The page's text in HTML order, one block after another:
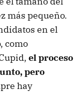
más pequeño.
en el
como
el proceso
pero
hay